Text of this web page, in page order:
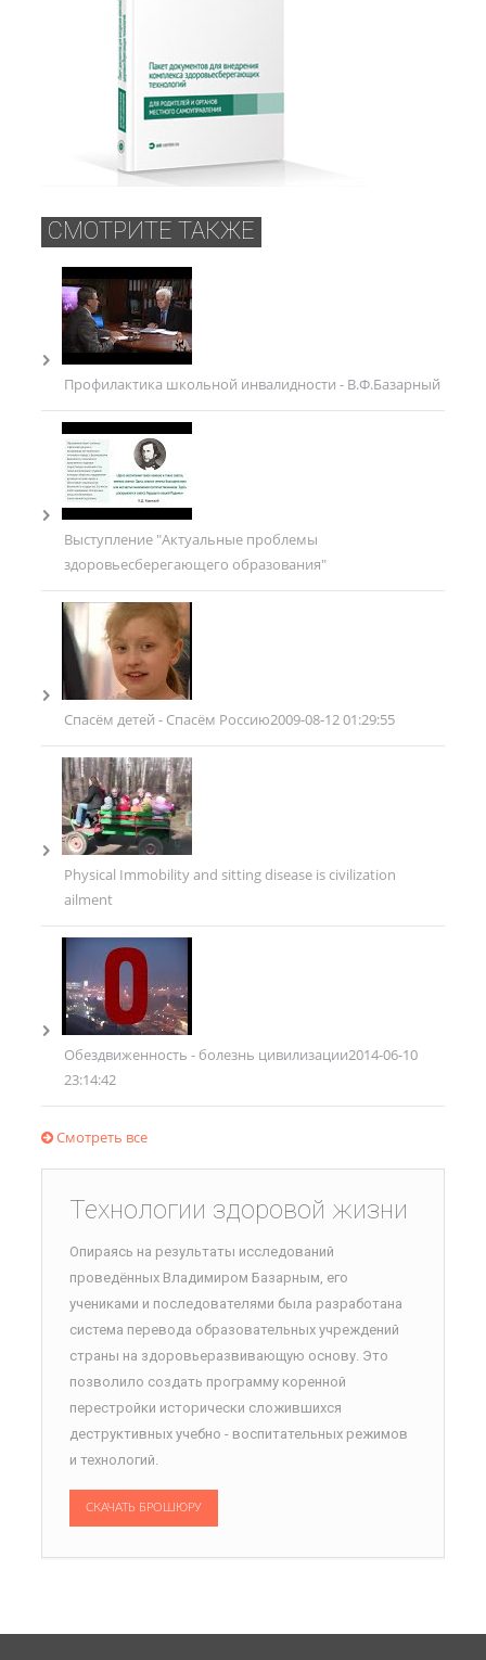
СМОТРИТЕ ТАКЖЕ
Профилактика школьной инвалидности - В.Ф.Базарный
Выступление "Актуальные проблемы
здоровьесберегающего образования"
Спасём детей - Спасём Россию2009-08-12 01:29:55
Physical Immobility and sitting disease is civilization
ailment
Обездвиженность - болезнь цивилизации2014-06-10
23:14:42
Смотреть все
Технологии здоровой жизни
Опираясь на результаты исследований
проведённых Владимиром Базарным, его
учениками и последователями была разработана
система перевода образовательных учреждений
страны на здоровьеразвивающую основу. Это
позволило создать программу коренной
перестройки исторически сложившихся
деструктивных учебно - воспитательных режимов
и технологий.
СКАЧАТЬ БРОШЮРУ